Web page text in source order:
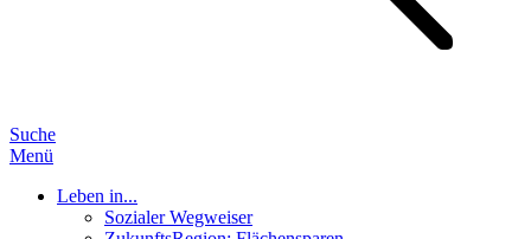
Suche
Menü
Leben in...
Sozialer Wegweiser